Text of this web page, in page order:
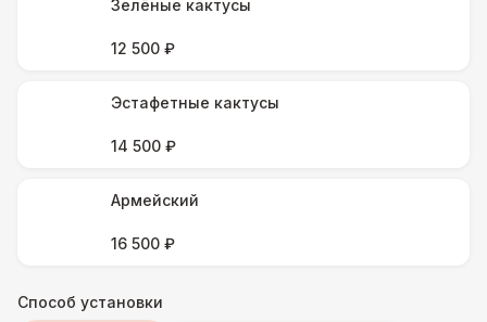
Зелёные кактусы
12 500 ₽
Эстафетные кактусы
14 500 ₽
Армейский
16 500 ₽
Способ установки